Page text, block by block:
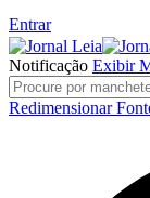
Entrar
Notificação Exibir
Redimensionar